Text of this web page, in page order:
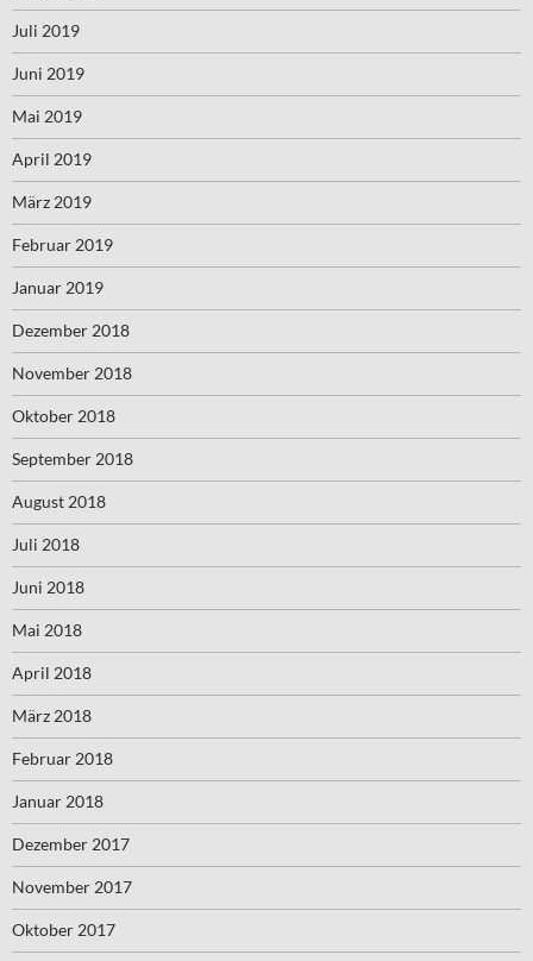
Juli 2019
Juni 2019
Mai 2019
April 2019
März 2019
Februar 2019
Januar 2019
Dezember 2018
November 2018
Oktober 2018
September 2018
August 2018
Juli 2018
Juni 2018
Mai 2018
April 2018
März 2018
Februar 2018
Januar 2018
Dezember 2017
November 2017
Oktober 2017